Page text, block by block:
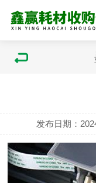
发布日期：